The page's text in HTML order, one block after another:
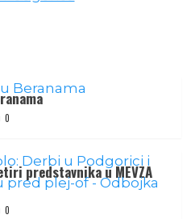
0
predstavnika u MEVZA
0